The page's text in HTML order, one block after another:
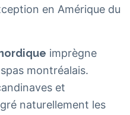
en Amérique du
imprègne
montréalais.
et
naturellement les